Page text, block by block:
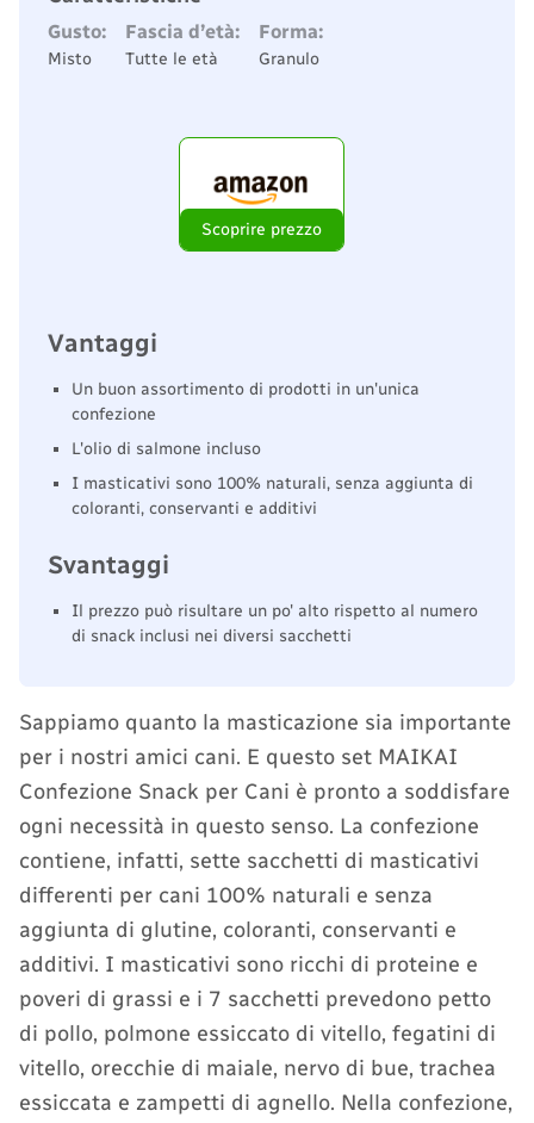
Gusto:
Misto
Fascia d’età:
Tutte le età
Forma:
Granulo
Scoprire prezzo
Vantaggi
Un buon assortimento di prodotti in un'unica
confezione
L'olio di salmone incluso
I masticativi sono 100% naturali, senza aggiunta di
coloranti, conservanti e additivi
Svantaggi
Il prezzo può risultare un po' alto rispetto al numero
di snack inclusi nei diversi sacchetti
Sappiamo quanto la masticazione sia importante
per i nostri amici cani. E questo set MAIKAI
Confezione Snack per Cani è pronto a soddisfare
ogni necessità in questo senso. La confezione
contiene, infatti, sette sacchetti di masticativi
differenti per cani 100% naturali e senza
aggiunta di glutine, coloranti, conservanti e
additivi. I masticativi sono ricchi di proteine e
poveri di grassi e i 7 sacchetti prevedono petto
di pollo, polmone essiccato di vitello, fegatini di
vitello, orecchie di maiale, nervo di bue, trachea
essiccata e zampetti di agnello. Nella confezione,